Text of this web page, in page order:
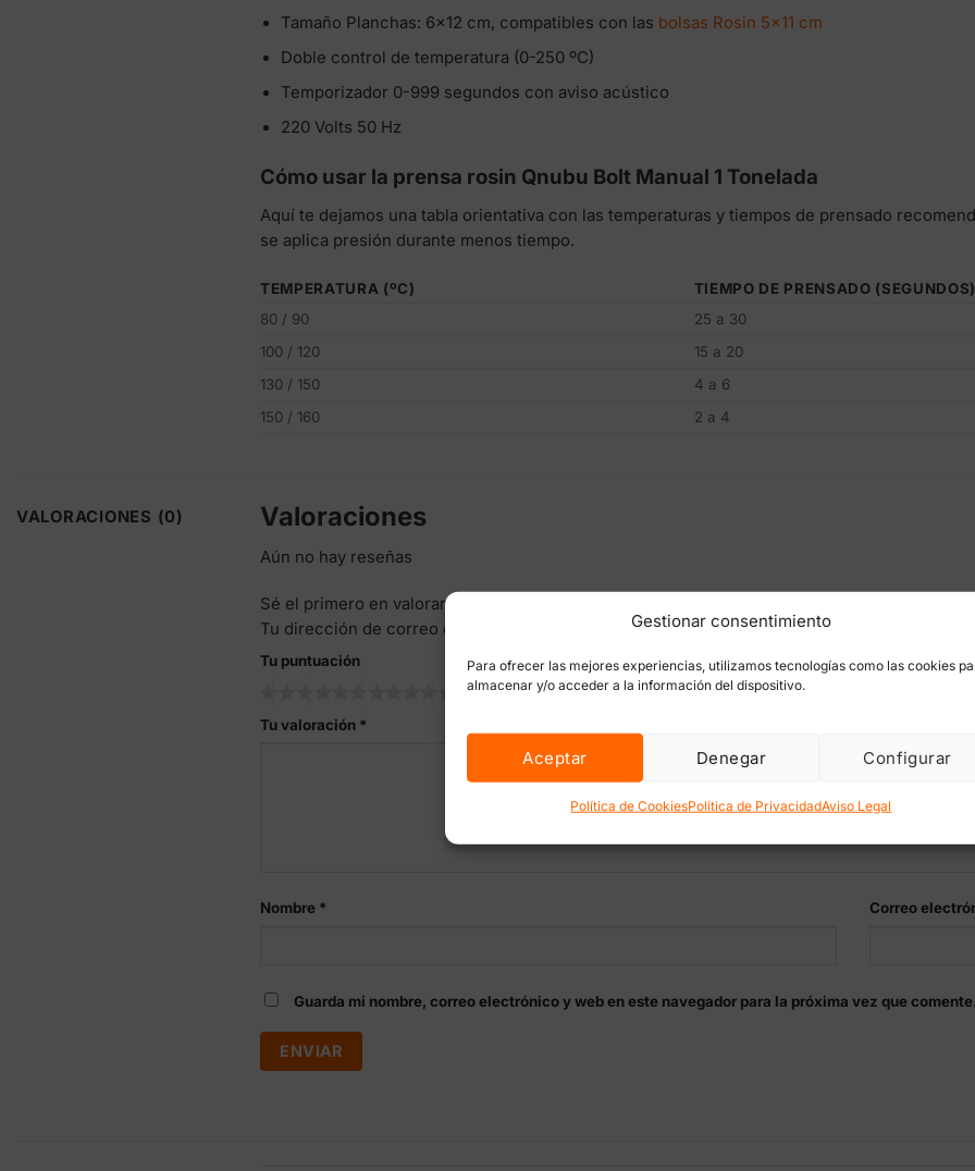
Gestionar consentimiento
Para ofrecer las mejores experiencias, utilizamos tecnologías como las cookies
almacenar y/o acceder a la información del dispositivo.
Aceptar Denegar Configurar
Política de CookiesPolítica de PrivacidadAviso Legal
Tamaño Planchas: 6×12 cm, compatibles con las bolsas Rosin 5×11 cm
Doble control de temperatura (0-250 ºC)
Temporizador 0-999 segundos con aviso acústico
220 Volts 50 Hz
Cómo usar la prensa rosin Qnubu Bolt Manual 1 Tonelada
Aquí te dejamos una tabla orientativa con las temperaturas y tiempos de prensado
se aplica presión durante menos tiempo.
TEMPERATURA (ºC)
TIEMPO DE PRENSADO
80 / 90
25 a 30
100 / 120
15 a 20
130 / 150
4 a 6
150 / 160
2 a 4
VALORACIONES (0) Valoraciones
Aún no hay reseñas
Sé el primero en valorar “Prensa Qnubu Press Bolt Manual 1 Tonelada (Placas 6x12cm)”
Tu dirección de correo electrónico no será publicada. Los campos obligatorios están
Tu puntuación
Tu valoración *
Nombre * Correo
Guarda mi nombre, correo electrónico y web en este navegador para la próxima vez que